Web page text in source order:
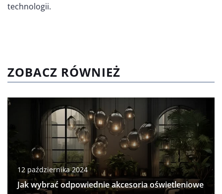
technologii.
ZOBACZ RÓWNIEŻ
12 października 2024
Jak wybrać odpowiednie akcesoria oświetleniowe